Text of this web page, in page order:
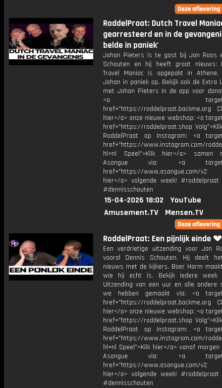
RoddelPraat: Dutch Travel
gearresteerd en in de
belde in paniek'
Johan Pieters is te gast bij Jan Roos
Schouten en hij heeft groot nieuws:
Travel Maniac is opgepakt in Athene.
Johan in paniek op. Bekijk ook de Extra
met Johan Pieters in de app voor
<a
href="https://roddelpraat.backme.org
hier</a> onze nieuwe webshop: <a
href="https://roddelpraat.shop
RoddelPraat op Instagram: <a
href="https://www.instagram.com/
hl=nl Speel">Klik hier</a> samen
Asangue via: <a
href="https://www.asangue.com/v2
hier</a> volgende week!
#dennisschouten
15-04-2026 18:02
YouTube
Amusement.TV
Mensen.TV
RoddelPraat: Een pijnlijk einde 💔
Een verdrietige uitzending voor Jan
vooral Dennis Schouten. Hij deelt
nieuws met de kijkers. Boer Harm
wie hij echt is. Bekijk iedere week
Uitzending van een uur en alle andere
we hebben gemaakt via: <a
href="https://roddelpraat.backme.org
hier</a> onze nieuwe webshop: <a
href="https://roddelpraat.shop
RoddelPraat op Instagram: <a
href="https://www.instagram.com/
hl=nl Speel">Klik hier</a> vanaf morgen
Asangue via: <a
href="https://www.asangue.com/v2
hier</a> volgende week!
#dennisschouten